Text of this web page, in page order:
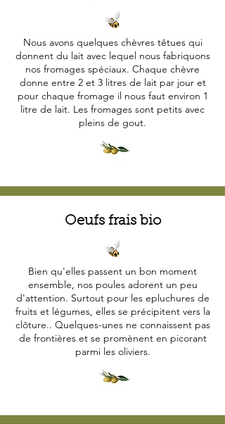
Nous avons quelques chèvres têtues qui
donnent du lait avec lequel nous fabriquons
nos fromages spéciaux. Chaque chèvre
donne entre 2 et 3 litres de lait par jour et
pour chaque fromage il nous faut environ 1
litre de lait. Les fromages sont petits avec
pleins de gout.
Oeufs frais bio
Bien qu'elles passent un bon moment
ensemble, nos poules adorent un peu
d'attention. Surtout pour les epluchures de
fruits et légumes, elles se précipitent vers la
clôture.. Quelques-unes ne connaissent pas
de frontières et se promènent en picorant
parmi les oliviers.